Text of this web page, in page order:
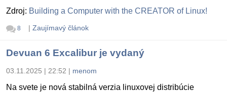
Zdroj: Building a Computer with the CREATOR of Linux!
8 | Zaujímavý článok
Devuan 6 Excalibur je vydaný
03.11.2025 | 22:52 | menom
Na svete je nová stabilná verzia linuxovej distribúcie